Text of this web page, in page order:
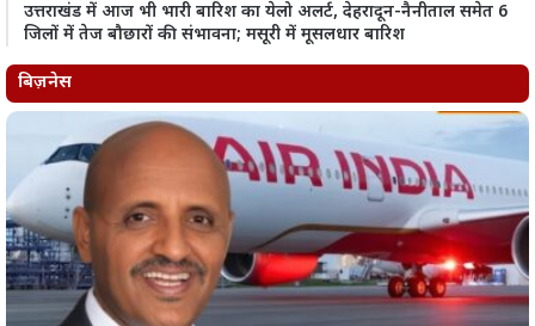
उत्तराखंड में आज भी भारी बारिश का येलो अलर्ट, देहरादून-नैनीताल समेत 6
जिलों में तेज बौछारों की संभावना; मसूरी में मूसलधार बारिश
बिज़नेस